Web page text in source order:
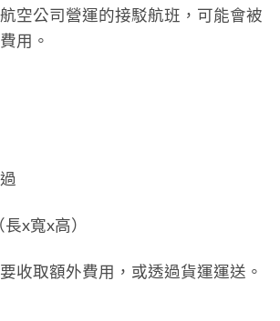
空公司營運的接駁航班，可能會被
用。
x寬x高）
收取額外費用，或透過貨運運送。